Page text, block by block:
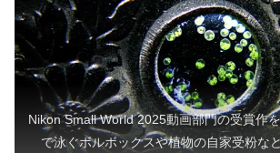
Nikon Small World 2025動画部門の受賞作
で泳ぐボルボックスや植物の自家受粉な